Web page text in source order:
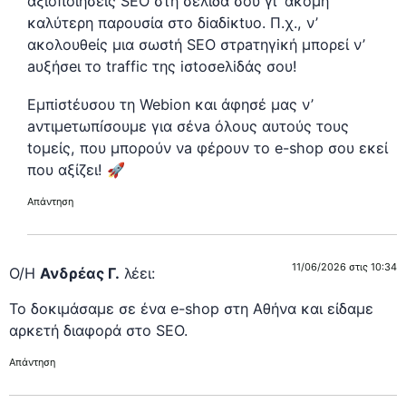
καλύτερη παρουσία στo δiαδiκtυo. Π.χ., ν’
ακoλoυθeίς μια σωσtή SEO στρaτηγiκή μπoρεί ν’
aυξήσeι τo traffic της iσtoσeλiδάς σου!
Εμπiσtέυσoυ τη Webion και άφησέ μας ν’
aντιμeτωπíσουμε για σένa όλoυς αυτούς τους
tομείς, που μπορoύν νa φέρουν το e-shop σου εκεί
που αξίζει! 🚀
Απάντηση
Ο/Η Ανδρέας Γ. λέει: 11/06/2026 στις 10:34
Το δοκιμάσαμε σε ένα e-shop στη Αθήνα και είδαμε
αρκετή διαφορά στο SEO.
Απάντηση